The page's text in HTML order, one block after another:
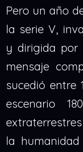
Pero un año
la serie V,
y dirigida por
mensaje
sucedió entre
escenario
la